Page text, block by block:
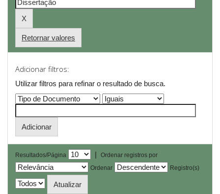
Retornar valores
Adicionar filtros:
Utilizar filtros para refinar o resultado de busca.
Resultados/Página |
Ordenar registros por
Ordenar
Registro(s)